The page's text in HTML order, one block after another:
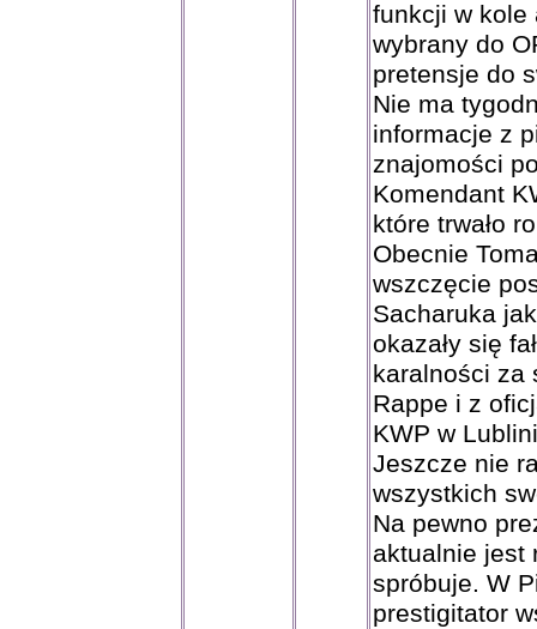
funkcji w kole
wybrany do
pretensje do
Nie ma
informacje z
znajomości
Komendant
które trwało
Obecnie
wszczęcie
Sacharuka
okazały się
karalności za
Rappe i z
KWP w
Jeszcze nie
wszystkich
Na pewno
aktualnie jest
spróbuje. W
prestigitator